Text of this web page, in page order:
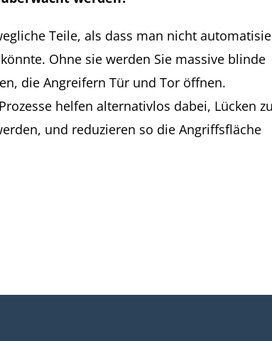
Teile, als dass man nicht
Ohne sie werden Sie massive blinde
die Angreifern Tür und Tor öffnen.
helfen alternativlos dabei, Lücken zu
und reduzieren so die Angriffsfläche